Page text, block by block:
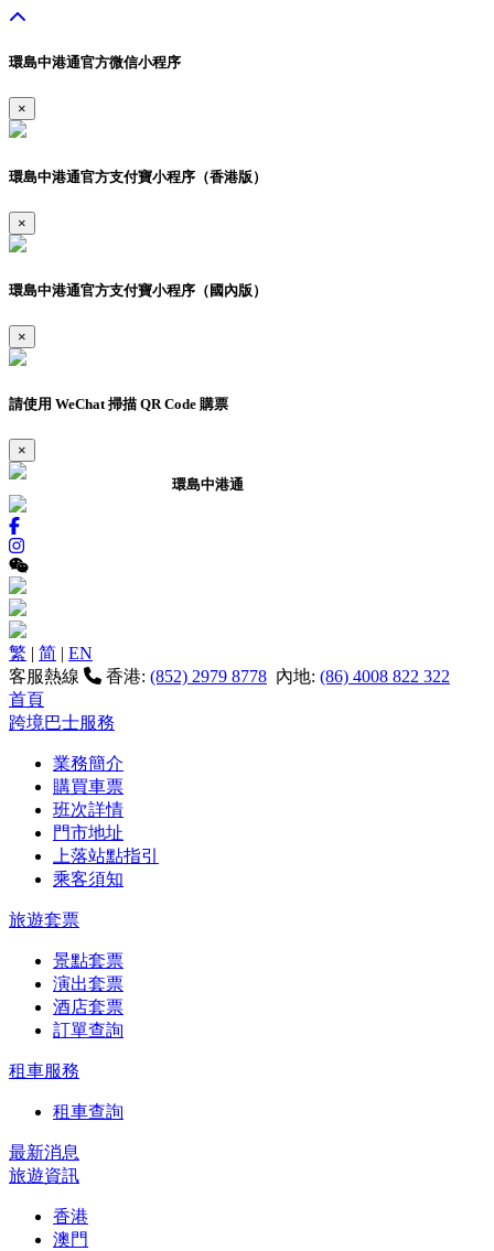
環島中港通官方微信小程序
×
環島中港通官方支付寶小程序（香港版）
×
環島中港通官方支付寶小程序（國內版）
×
請使用 WeChat 掃描 QR Code 購票
×
環島中港通
繁 | 简 | EN
客服熱線
香港: (852) 2979 8778 內地: (86) 4008 822 322
首頁
跨境巴士服務
業務簡介
購買車票
班次詳情
門市地址
上落站點指引
乘客須知
旅遊套票
景點套票
演出套票
酒店套票
訂單查詢
租車服務
租車查詢
最新消息
旅遊資訊
香港
澳門